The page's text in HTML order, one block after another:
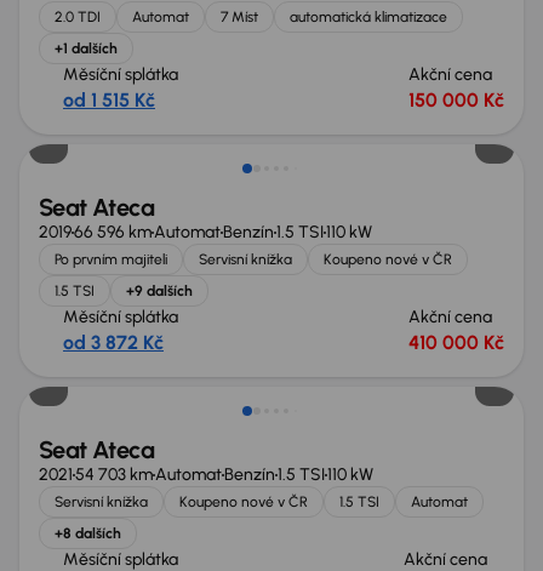
2.0 TDI Automat 7 Míst
automatická klimatizace
+1 dalších
Měsíční splátka
od 1 515 Kč
Akční cena
150 000 Kč
Seat Ateca
201966 596 kmAutomatBenzín1.5 TSI110 kW
Po prvním majiteli Servisní knížka
Koupeno nové v ČR
1.5 TSI
+9 dalších
Měsíční splátka
od 3 872 Kč
Akční cena
410 000 Kč
Možnost odpočtu DPH
Seat Ateca
202154 703 kmAutomatBenzín1.5 TSI110 kW
Servisní knížka Koupeno nové v ČR 1.5 TSI
Automat
+8 dalších
Měsíční splátka Akční cena